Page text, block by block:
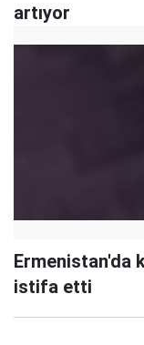
artıyor
Ermenistan'da
istifa etti